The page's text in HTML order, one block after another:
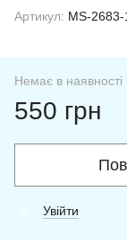
Артикул: MS-2683-
Немає в наявності
550 грн
Увійти